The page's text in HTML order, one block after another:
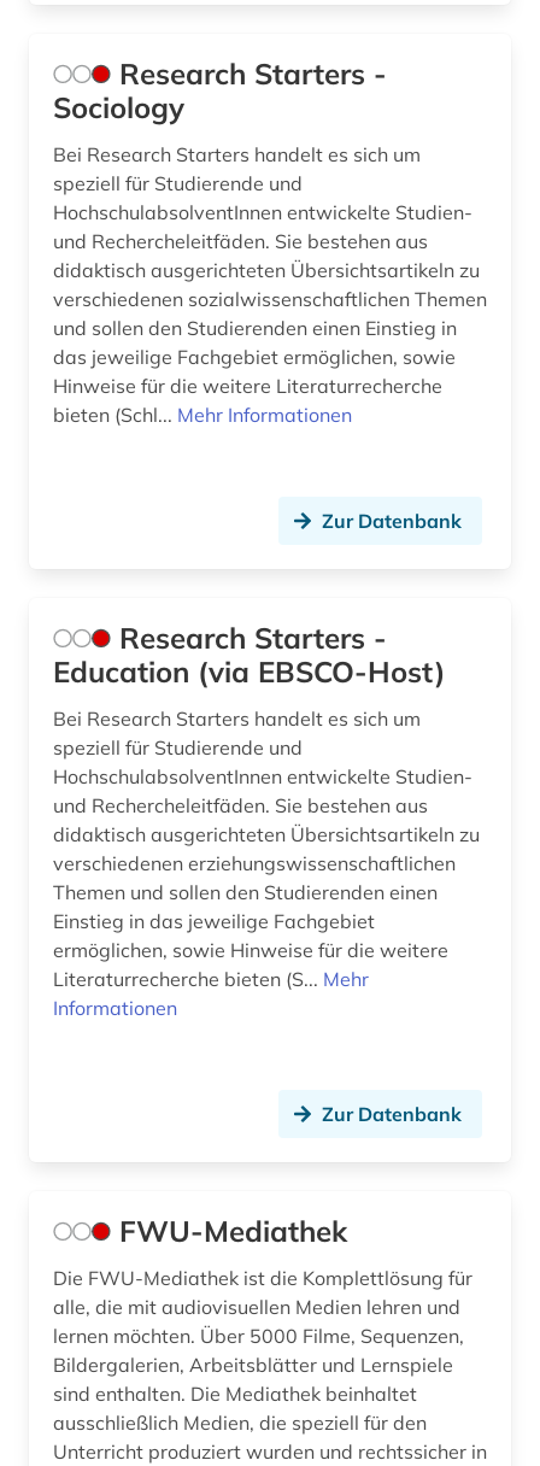
Research Starters -
Sociology
Bei Research Starters handelt es sich um
speziell für Studierende und
HochschulabsolventInnen entwickelte Studien-
und Rechercheleitfäden. Sie bestehen aus
didaktisch ausgerichteten Übersichtsartikeln zu
verschiedenen sozialwissenschaftlichen Themen
und sollen den Studierenden einen Einstieg in
das jeweilige Fachgebiet ermöglichen, sowie
Hinweise für die weitere Literaturrecherche
bieten (Schl... Mehr Informationen
Zur Datenbank
Research Starters -
Education (via EBSCO-Host)
Bei Research Starters handelt es sich um
speziell für Studierende und
HochschulabsolventInnen entwickelte Studien-
und Rechercheleitfäden. Sie bestehen aus
didaktisch ausgerichteten Übersichtsartikeln zu
verschiedenen erziehungswissenschaftlichen
Themen und sollen den Studierenden einen
Einstieg in das jeweilige Fachgebiet
ermöglichen, sowie Hinweise für die weitere
Literaturrecherche bieten (S... Mehr
Informationen
Zur Datenbank
FWU-Mediathek
Die FWU-Mediathek ist die Komplettlösung für
alle, die mit audiovisuellen Medien lehren und
lernen möchten. Über 5000 Filme, Sequenzen,
Bildergalerien, Arbeitsblätter und Lernspiele
sind enthalten. Die Mediathek beinhaltet
ausschließlich Medien, die speziell für den
Unterricht produziert wurden und rechtssicher in